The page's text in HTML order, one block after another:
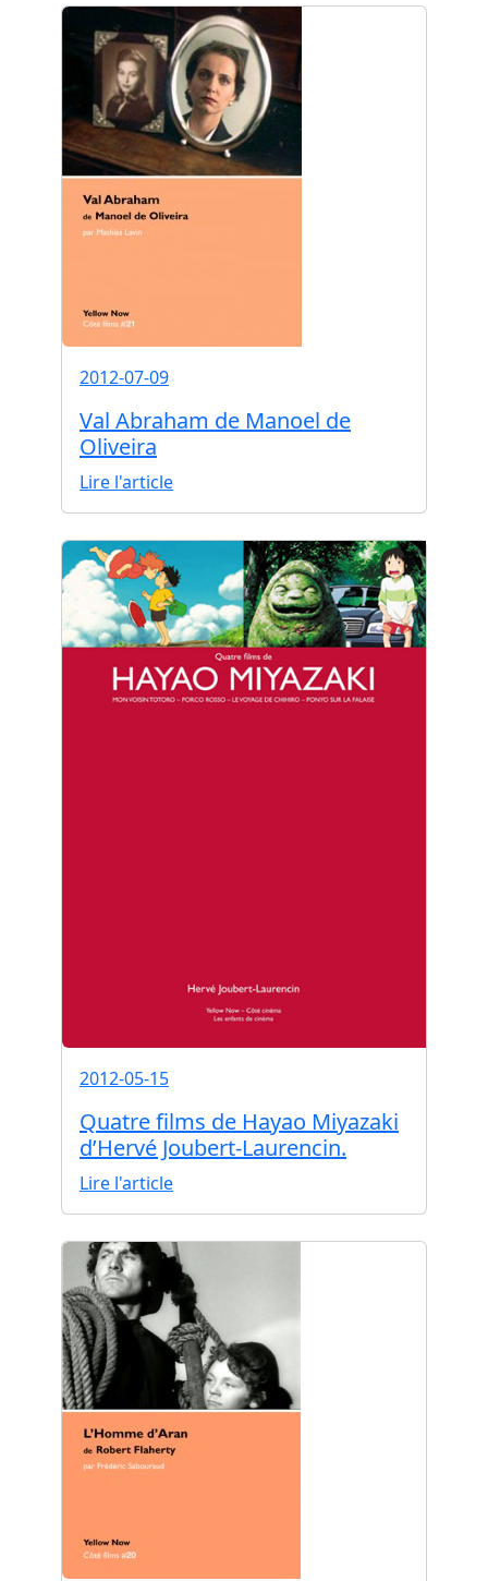
2012-07-09
Val Abraham de Manoel de
Oliveira
Lire l'article
2012-05-15
Quatre films de Hayao Miyazaki
d’Hervé Joubert-Laurencin.
Lire l'article